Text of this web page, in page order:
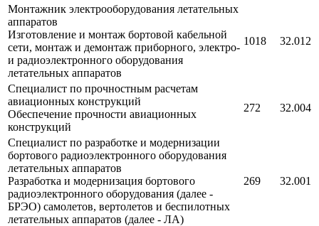
Монтажник электрооборудования летательных
аппаратов
Изготовление и монтаж бортовой кабельной
сети, монтаж и демонтаж приборного, электро-
и радиоэлектронного оборудования
летательных аппаратов
1018 32.012
Специалист по прочностным расчетам
авиационных конструкций
Обеспечение прочности авиационных
конструкций
272 32.004
Специалист по разработке и модернизации
бортового радиоэлектронного оборудования
летательных аппаратов
Разработка и модернизация бортового
радиоэлектронного оборудования (далее -
БРЭО) самолетов, вертолетов и беспилотных
летательных аппаратов (далее - ЛА)
269 32.001